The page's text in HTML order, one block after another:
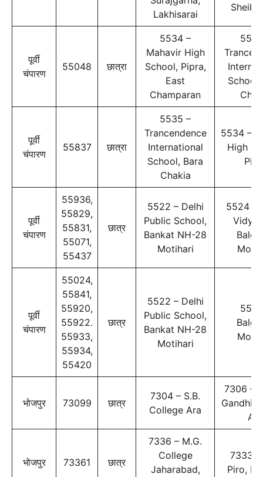
Lakhisarai
पूर्वी
चंपारण
55048 छात्रा
5534 –
Mahavir High
School, Pipra,
East
Champaran
School,
पूर्वी
चंपारण
55837 छात्रा
5535 –
Trancendence
International
School, Bara
Chakia
5534 –
High
पूर्वी
चंपारण
55936,
55829,
55831,
55071,
55437
छात्र
5522 – Delhi
Public School,
Bankat NH-28
Motihari
5524 –
पूर्वी
चंपारण
55024,
55841,
55920,
55922.
55933,
55934,
55420
छात्र
5522 – Delhi
Public School,
Bankat NH-28
Motihari
भोजपुर 73099 छात्र
7304 – S.B.
College Ara
7306 –
Gandhi
Ara
भोजपुर 73361 छात्र
7336 – M.G.
College
Jaharabad,
7333 –
Piro,